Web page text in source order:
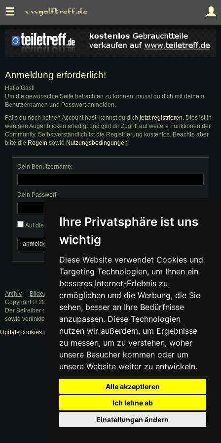
Ihre Privatsphäre ist uns
wichtig
Diese Website verwendet Cookies und
Targeting Technologien, um Ihnen ein
besseres Internet-Erlebnis zu
ermöglichen und die Werbung, die Sie
sehen, besser an Ihre Bedürfnisse
anzupassen. Diese Technologien
nutzen wir außerdem, um Ergebnisse
zu messen, um zu verstehen, woher
unsere Besucher kommen oder um
unsere Website weiter zu entwickeln.
Alle akzeptieren
Ich lehne ab
Einstellungen ändern
Anmeldung erforderlich!
Hallo Gast!
Um die gewünschte Seite betrachten zu können, musst du dich mit deinem
Benutzernamen und Passwort anmelden.
Falls du noch keinen Account hast, kannst du dich jetzt registrieren. Dies ist in
wenigen Augenblicken erledigt und gibt dir Zugriff auf weitere Funktionen der
Community. Selbstverständlich ist die Registrierung kostenlos. Beachte aber
bitte die Regeln sowie Nutzungsbedingungen
Dein Benutzername:
Dein Passwort:
Auf diesem Computer eingeloggt bleiben
Passwort vergessen?
Archiv Bilder Datenschutz|
Impressum
Copyright © 2003 - 2019 · Alle Rechte vorbehalten.
Der Betreiber distanziert sich ausdrücklich von den Inhalten der Forenbeiträge
sowie verlinkter Internetseiten.
Update cookies preferences